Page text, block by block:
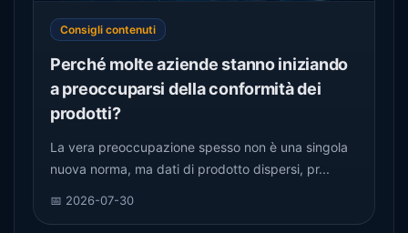
Consigli contenuti
Perché molte aziende stanno iniziando
a preoccuparsi della conformità dei
prodotti?
La vera preoccupazione spesso non è una singola
nuova norma, ma dati di prodotto dispersi, pr...
📅 2026-07-30